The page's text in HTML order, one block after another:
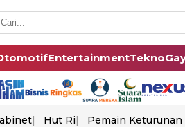
EntertainmentTekno
Hut Ri Pemain Keturunan